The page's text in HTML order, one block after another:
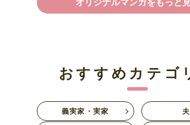
おすすめカテゴ
義実家・実家